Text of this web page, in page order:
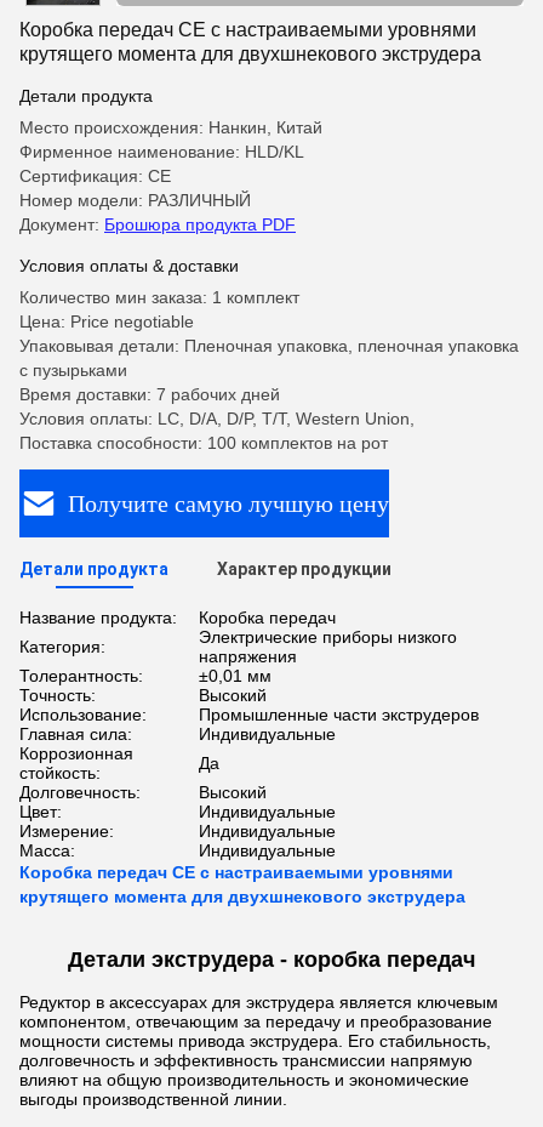
Коробка передач CE с настраиваемыми уровнями
крутящего момента для двухшнекового экструдера
Детали продукта
Место происхождения: Нанкин, Китай
Фирменное наименование: HLD/KL
Сертификация: CE
Номер модели: РАЗЛИЧНЫЙ
Документ: Брошюра продукта PDF
Условия оплаты & доставки
Количество мин заказа: 1 комплект
Цена: Price negotiable
Упаковывая детали: Пленочная упаковка, пленочная упаковка
с пузырьками
Время доставки: 7 рабочих дней
Условия оплаты: LC, D/A, D/P, T/T, Western Union,
Поставка способности: 100 комплектов на рот
Получите самую лучшую цену
Детали продукта Характер продукции
Название продукта:
Коробка передач
Категория:
Электрические приборы низкого
напряжения
Толерантность:
±0,01 мм
Точность:
Высокий
Использование:
Промышленные части экструдеров
Главная сила:
Индивидуальные
Коррозионная
стойкость:
Да
Долговечность:
Высокий
Цвет:
Индивидуальные
Измерение:
Индивидуальные
Масса:
Индивидуальные
Коробка передач CE с настраиваемыми уровнями
крутящего момента для двухшнекового экструдера
Детали экструдера - коробка передач
Редуктор в аксессуарах для экструдера является ключевым
компонентом, отвечающим за передачу и преобразование
мощности системы привода экструдера. Его стабильность,
долговечность и эффективность трансмиссии напрямую
влияют на общую производительность и экономические
выгоды производственной линии.